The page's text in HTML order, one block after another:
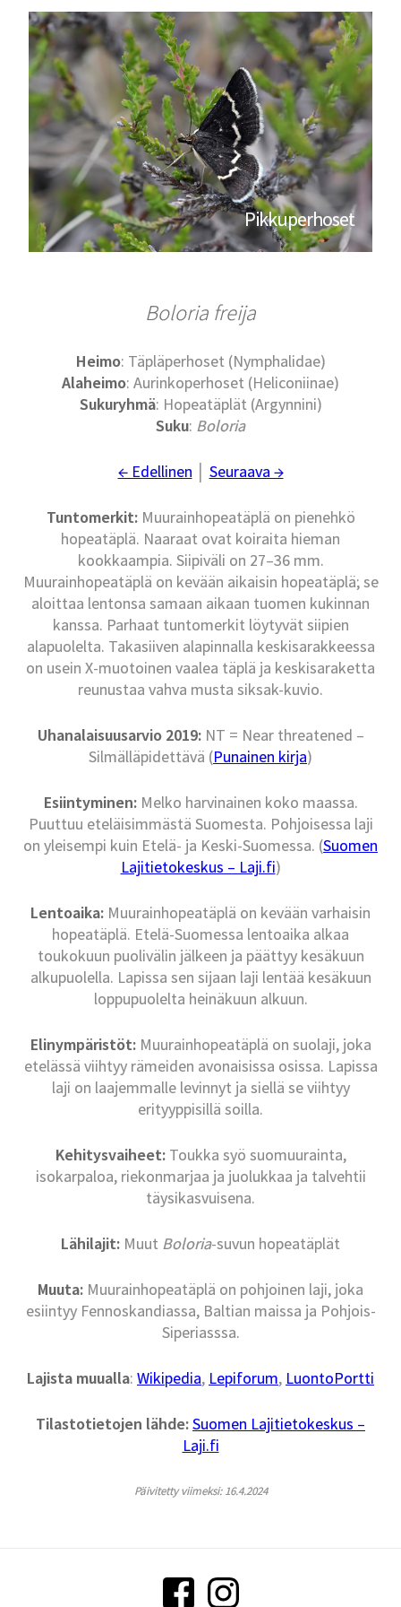
Pikkuperhoset
Boloria freija
Heimo: Täpläperhoset (Nymphalidae)
Alaheimo: Aurinkoperhoset (Heliconiinae)
Sukuryhmä: Hopeatäplät (Argynnini)
Suku: Boloria
← Edellinen Seuraava →
Tuntomerkit:Muurainhopeatäplä on pienehkö
hopeatäplä. Naaraat ovat koiraita hieman
kookkaampia. Siipiväli on 27–36 mm.
Muurainhopeatäplä on kevään aikaisin hopeatäplä; se
aloittaa lentonsa samaan aikaan tuomen kukinnan
kanssa. Parhaat tuntomerkit löytyvät siipien
alapuolelta. Takasiiven alapinnalla keskisarakkeessa
on usein X-muotoinen vaalea täplä ja keskisaraketta
reunustaa vahva musta siksak-kuvio.
Uhanalaisuusarvio 2019:NT = Near threatened –
Silmälläpidettävä (Punainen kirja)
Esiintyminen:Melko harvinainen koko maassa.
Puuttuu eteläisimmästä Suomesta. Pohjoisessa laji
on yleisempi kuin Etelä- ja Keski-Suomessa. (Suomen
Lajitietokeskus – Laji.fi)
Lentoaika: Muurainhopeatäplä on kevään varhaisin
hopeatäplä. Etelä-Suomessa lentoaika alkaa
toukokuun puolivälin jälkeen ja päättyy kesäkuun
alkupuolella. Lapissa sen sijaan laji lentää kesäkuun
loppupuolelta heinäkuun alkuun.
Elinympäristöt:Muurainhopeatäplä on suolaji, joka
etelässä viihtyy rämeiden avonaisissa osissa. Lapissa
laji on laajemmalle levinnyt ja siellä se viihtyy
erityyppisillä soilla.
Kehitysvaiheet:Toukka syö suomuurainta,
isokarpaloa, riekonmarjaa ja juolukkaa ja talvehtii
täysikasvuisena.
Lähilajit: Muut Boloria-suvun hopeatäplät
Muuta: Muurainhopeatäplä on pohjoinen laji, joka
esiintyy Fennoskandiassa, Baltian maissa ja Pohjois-
Siperiasssa.
Lajista muualla: Wikipedia, Lepiforum, LuontoPortti
Tilastotietojen lähde:Suomen Lajitietokeskus –
Laji.fi
Päivitetty viimeksi: 16.4.2024